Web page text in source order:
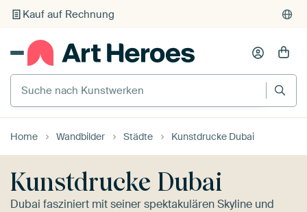
Kauf auf Rechnung
Individueller Druck auf Bestellung
Suche nach Kunstwerken
Home Wandbilder Städte Kunstdrucke Dubai
Kunstdrucke Dubai
Dubai fasziniert mit seiner spektakulären Skyline und